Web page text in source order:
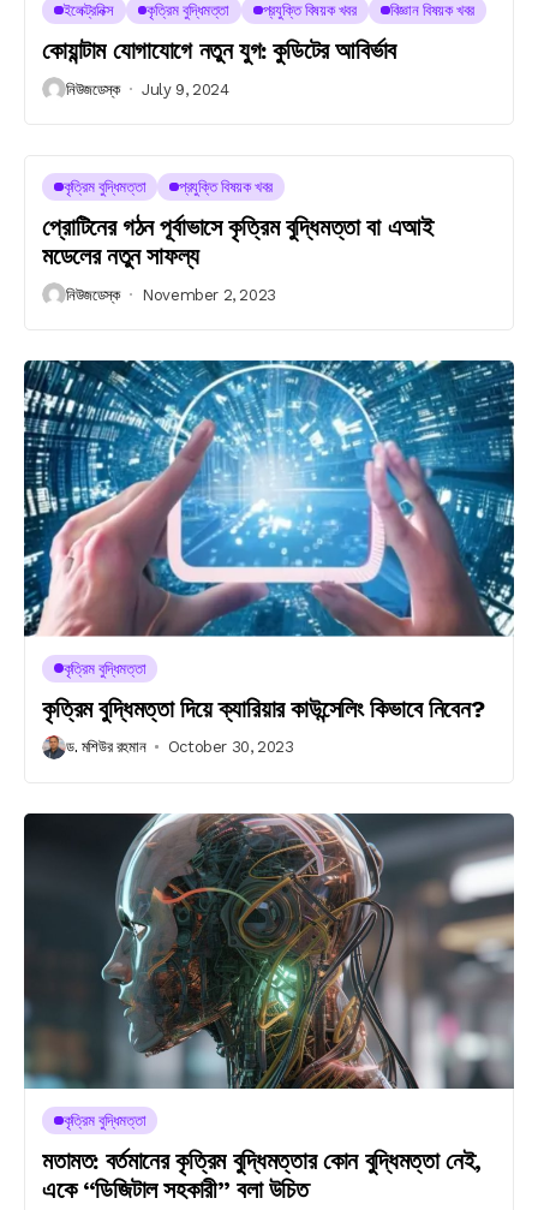
ইলেক্ট্রনিক্স কৃত্রিম বুদ্ধিমত্তা প্রযুক্তি বিষয়ক খবর বিজ্ঞান বিষয়ক খবর
কোয়ান্টাম যোগাযোগে নতুন যুগ: কুডিটের আবির্ভাব
নিউজডেস্ক July 9, 2024
কৃত্রিম বুদ্ধিমত্তা প্রযুক্তি বিষয়ক খবর
প্রোটিনের গঠন পূর্বাভাসে কৃত্রিম বুদ্ধিমত্তা বা এআই
মডেলের নতুন সাফল্য
নিউজডেস্ক November 2, 2023
কৃত্রিম বুদ্ধিমত্তা
কৃত্রিম বুদ্ধিমত্তা দিয়ে ক্যারিয়ার কাউন্সেলিং কিভাবে নিবেন?
ড. মশিউর রহমান October 30, 2023
কৃত্রিম বুদ্ধিমত্তা
মতামত: বর্তমানের কৃত্রিম বুদ্ধিমত্তার কোন বুদ্ধিমত্তা নেই,
একে “ডিজিটাল সহকারী” বলা উচিত